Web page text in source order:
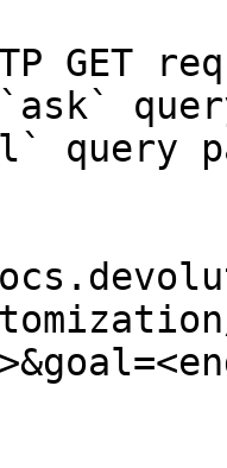
GET
query